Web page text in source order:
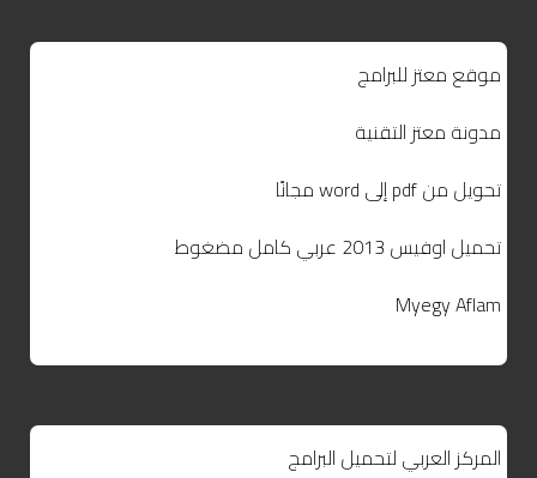
موقع معتز للبرامج
مدونة معتز التقنية
تحويل من pdf إلى word مجانًا
تحميل اوفيس 2013 عربي كامل مضغوط
Myegy Aflam
المركز العربي لتحميل البرامج